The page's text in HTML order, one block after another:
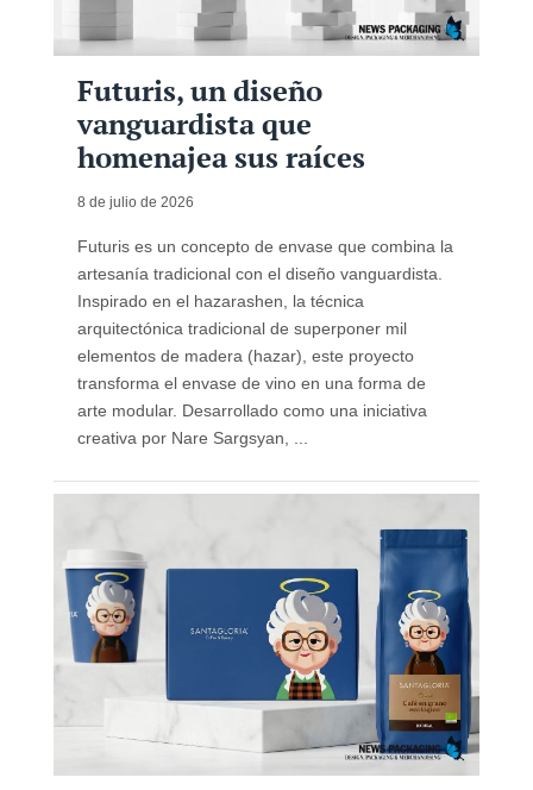
Futuris, un diseño
vanguardista que
homenajea sus raíces
8 de julio de 2026
Futuris es un concepto de envase que combina la
artesanía tradicional con el diseño vanguardista.
Inspirado en el hazarashen, la técnica
arquitectónica tradicional de superponer mil
elementos de madera (hazar), este proyecto
transforma el envase de vino en una forma de
arte modular. Desarrollado como una iniciativa
creativa por Nare Sargsyan, ...